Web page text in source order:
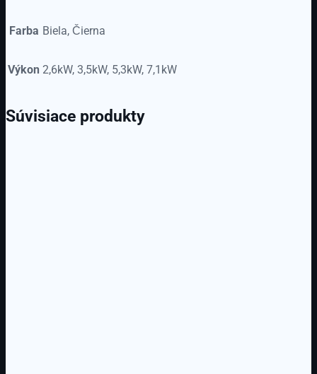
Farba Biela, Čierna
Výkon 2,6kW, 3,5kW, 5,3kW, 7,1kW
Súvisiace produkty